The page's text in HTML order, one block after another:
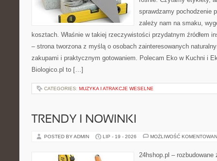
sprawdzamy pochodzenie
zależy nam na smaku,
kosztach. Właśnie w takiej rzeczywistości przydatnym źródłem
– strona tworzona z myślą o osobach zainteresowanych
zakupami i praktycznym gotowaniem. Polecam Eko w Kuchni i
Biologico.pl to […]
CATEGORIES: MUZYKA I ATRAKCJE WESELNE
TRENDY I NOWINKI
POSTED BY ADMIN LIP - 19 - 2026 MOŻLIWOŚĆ
24hshop.pl – rozbudowane